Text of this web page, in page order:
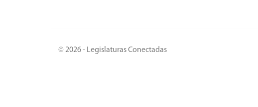
© 2026 - Legislaturas Conectadas